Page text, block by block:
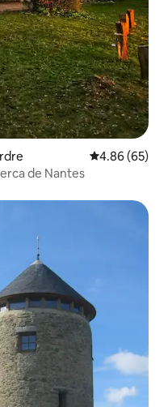
Calificación
4.86 (65)
de Nantes